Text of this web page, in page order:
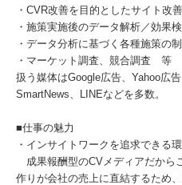
・CVR改善を目的としたサイト改善
・施策実施後のデータ解析／効果
・データ分析に基づく各種施策の
・マーケット調査、競合調査 等
扱う媒体はGoogle広告、Yahoo広
SmartNews、LINEなどを多数。
■仕事の魅力
・インサイトワークを追求できる
成果報酬型のCVメディアだから
作りが会社の売上に直結するため